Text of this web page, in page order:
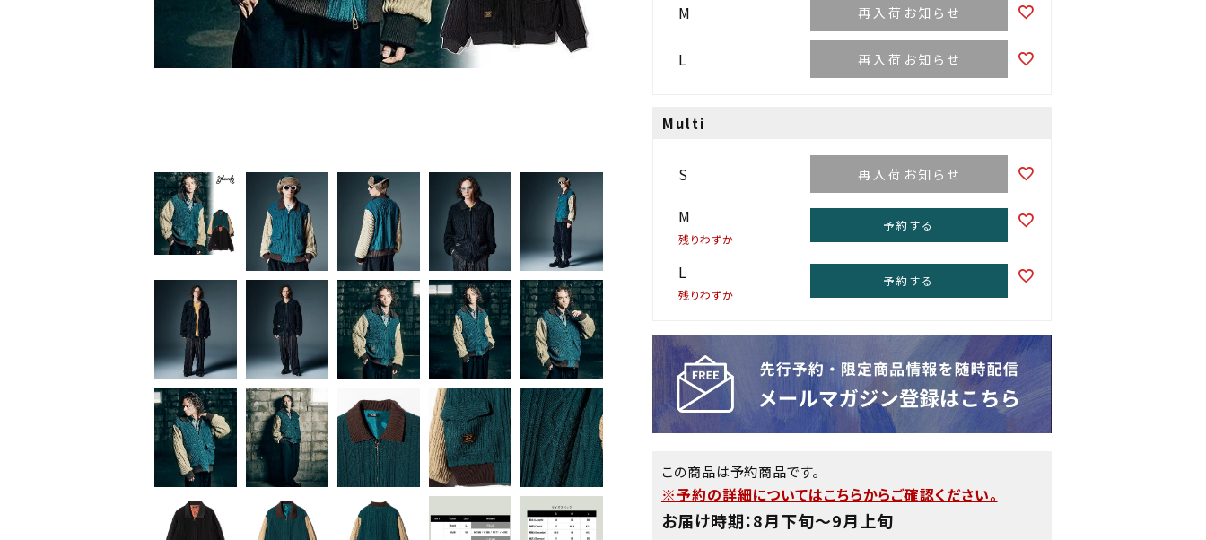
M 再入荷お知らせ
L 再入荷お知らせ
Multi
S 再入荷お知らせ
M
残りわずか
予約する
L
残りわずか
予約する
この商品は予約商品です。
※予約の詳細についてはこちらからご確認ください。
お届け時期：8月下旬〜9月上旬